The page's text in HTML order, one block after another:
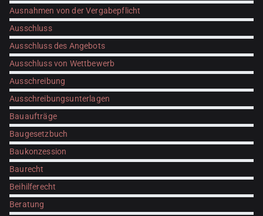
Ausnahmen von der Vergabepflicht
Ausschluss
Ausschluss des Angebots
Ausschluss von Wettbewerb
Ausschreibung
Ausschreibungsunterlagen
Bauaufträge
Baugesetzbuch
Baukonzession
Baurecht
Beihilferecht
Beratung